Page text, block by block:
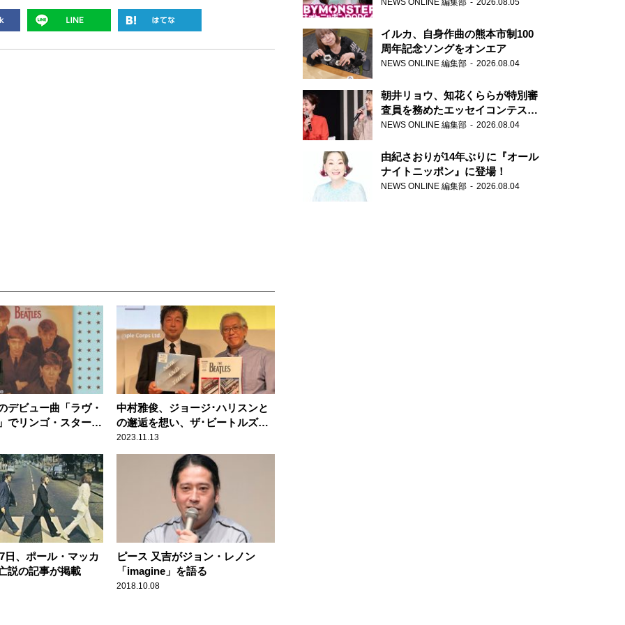
デビュー曲「ラヴ・
でリンゴ・スターが
中村雅俊、ジョージ･ハリスンと
の邂逅を想い、ザ･ビートルズ新
曲「ナウ･アンド･ゼン」に感激
2023.11.13
日、ポール・マッカ
説の記事が掲載
ピース 又吉がジョン・レノン
「imagine」を語る
2018.10.08
NEWS ONLINE 編集部 2026.08.05
イルカ、自身作曲の熊本市制100
周年記念ソングをオンエア
NEWS ONLINE 編集部 2026.08.04
朝井リョウ、知花くららが特別審
査員を務めたエッセイコンテスト
の特別番組「#いまあなたに伝え
NEWS ONLINE 編集部 2026.08.04
由紀さおりが14年ぶりに『オール
ナイトニッポン』に登場！
NEWS ONLINE 編集部 2026.08.04